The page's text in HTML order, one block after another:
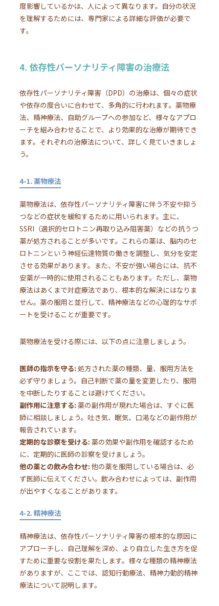
度影響しているかは、人によって異なります。自分の状況
を理解するためには、専門家による詳細な評価が必要で
す。
4. 依存性パーソナリティ障害の治療法
依存性パーソナリティ障害（DPD）の治療は、個々の症状
や依存の度合いに合わせて、多角的に行われます。薬物療
法、精神療法、自助グループへの参加など、様々なアプロ
ーチを組み合わせることで、より効果的な治療が期待でき
ます。それぞれの治療法について、詳しく見ていきましょ
う。
4-1. 薬物療法
薬物療法は、依存性パーソナリティ障害に伴う不安や抑う
つなどの症状を緩和するために用いられます。主に、
SSRI（選択的セロトニン再取り込み阻害薬）などの抗うつ
薬が処方されることが多いです。これらの薬は、脳内のセ
ロトニンという神経伝達物質の働きを調整し、気分を安定
させる効果があります。また、不安が強い場合には、抗不
安薬が一時的に使用されることもあります。ただし、薬物
療法はあくまで対症療法であり、根本的な解決にはなりま
せん。薬の服用と並行して、精神療法などの心理的なサポ
ートを受けることが重要です。
薬物療法を受ける際には、以下の点に注意しましょう。
医師の指示を守る: 処方された薬の種類、量、服用方法を
必ず守りましょう。自己判断で薬の量を変更したり、服用
を中断したりすることは避けてください。
副作用に注意する: 薬の副作用が現れた場合は、すぐに医
師に相談しましょう。吐き気、眠気、口渇などの副作用が
報告されています。
定期的な診察を受ける: 薬の効果や副作用を確認するため
に、定期的に医師の診察を受けましょう。
他の薬との飲み合わせ: 他の薬を服用している場合は、必
ず医師に伝えてください。飲み合わせによっては、副作用
が出やすくなることがあります。
4-2. 精神療法
精神療法は、依存性パーソナリティ障害の根本的な原因に
アプローチし、自己理解を深め、より自立した生き方を促
すために重要な役割を果たします。様々な種類の精神療法
がありますが、ここでは、認知行動療法、精神力動的精神
療法について説明します。